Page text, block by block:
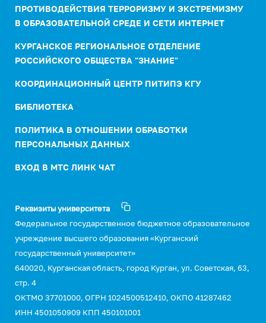
ПРОТИВОДЕЙСТВИЯ ТЕРРОРИЗМУ И ЭКСТРЕМИЗМУ
В ОБРАЗОВАТЕЛЬНОЙ СРЕДЕ И СЕТИ ИНТЕРНЕТ
КУРГАНСКОЕ РЕГИОНАЛЬНОЕ ОТДЕЛЕНИЕ
РОССИЙСКОГО ОБЩЕСТВА "ЗНАНИЕ"
КООРДИНАЦИОННЫЙ ЦЕНТР ПИТИПЭ КГУ
БИБЛИОТЕКА
ПОЛИТИКА В ОТНОШЕНИИ ОБРАБОТКИ
ПЕРСОНАЛЬНЫХ ДАННЫХ
ВХОД В МТС ЛИНК ЧАТ
Реквизиты университета
Федеральное государственное бюджетное образовательное
учреждение высшего образования «Курганский
государственный университет»
640020, Курганская область, город Курган, ул. Советская, 63,
стр. 4
ОКТМО 37701000, ОГРН 1024500512410, ОКПО 41287462
ИНН 4501050909 КПП 450101001